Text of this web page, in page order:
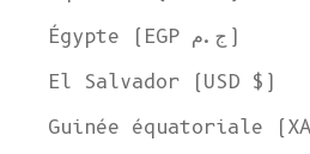
Égypte (EGP ج.م)
El Salvador (USD $)
Guinée équatoriale